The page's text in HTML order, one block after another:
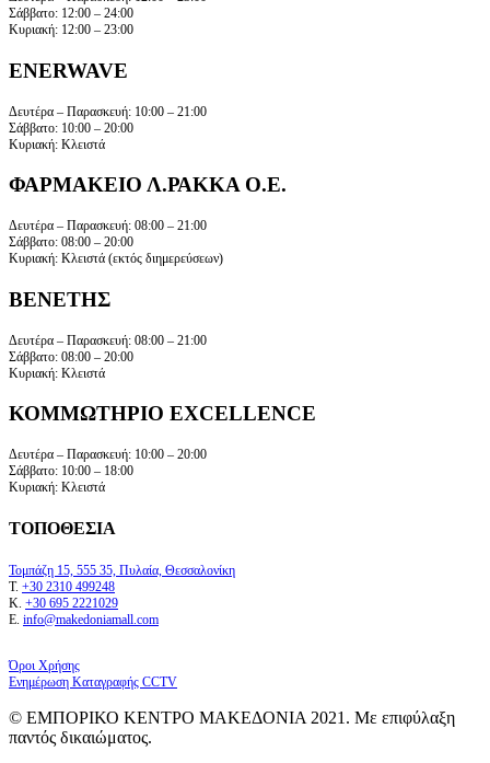
Σάββατο: 12:00 – 24:00
Κυριακή: 12:00 – 23:00
ENERWAVE
Δευτέρα – Παρασκευή: 10:00 – 21:00
Σάββατο: 10:00 – 20:00
Κυριακή: Κλειστά
ΦΑΡΜΑΚΕΙΟ Λ.ΡΑΚΚΑ Ο.Ε.
Δευτέρα – Παρασκευή: 08:00 – 21:00
Σάββατο: 08:00 – 20:00
Κυριακή: Κλειστά (εκτός διημερεύσεων)
ΒΕΝΕΤΗΣ
Δευτέρα – Παρασκευή: 08:00 – 21:00
Σάββατο: 08:00 – 20:00
Κυριακή: Κλειστά
ΚΟΜΜΩΤΗΡΙΟ EXCELLENCE
Δευτέρα – Παρασκευή: 10:00 – 20:00
Σάββατο: 10:00 – 18:00
Κυριακή: Κλειστά
ΤΟΠΟΘΕΣΙΑ
Τομπάζη 15, 555 35, Πυλαία, Θεσσαλονίκη
Τ. +30 2310 499248
Κ. +30 695 2221029
Ε. info@makedoniamall.com
Όροι Χρήσης
Ενημέρωση Καταγραφής CCTV
© ΕΜΠΟΡΙΚΟ ΚΕΝΤΡΟ ΜΑΚΕΔΟΝΙΑ 2021. Με επιφύλαξη
παντός δικαιώματος.